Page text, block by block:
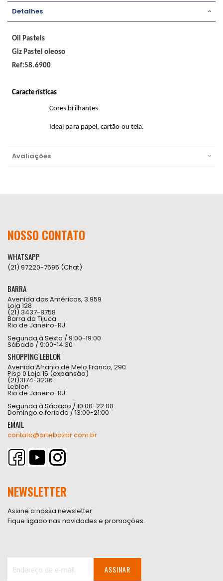
Detalhes
Oil Pastels
Giz Pastel oleoso
Ref:58.6900
Características
Cores brilhantes
Ideal para papel, cartão ou tela.
Avaliações
NOSSO CONTATO
WHATSAPP
(21) 97220-7595 (Chat)
BARRA
Avenida das Américas, 3.959
Loja 128
(21) 3437-8758
Barra da Tijuca
Rio de Janeiro-RJ
Segunda à Sexta / 9:00-19:00
Sábado / 9:00-14:30
SHOPPING LEBLON
Avenida Afranio de Melo Franco, 290
Piso 0 Loja 15 (expansão)
(21)3174-3236
Leblon
Rio de Janeiro-RJ
Segunda à Sábado / 10:00-22:00
Domingo e feriado / 13:00-21:00
EMAIL
contato@artebazar.com.br
NEWSLETTER
Assine a nossa newsletter
Fique ligado nas novidades e promoções.
ASSINAR